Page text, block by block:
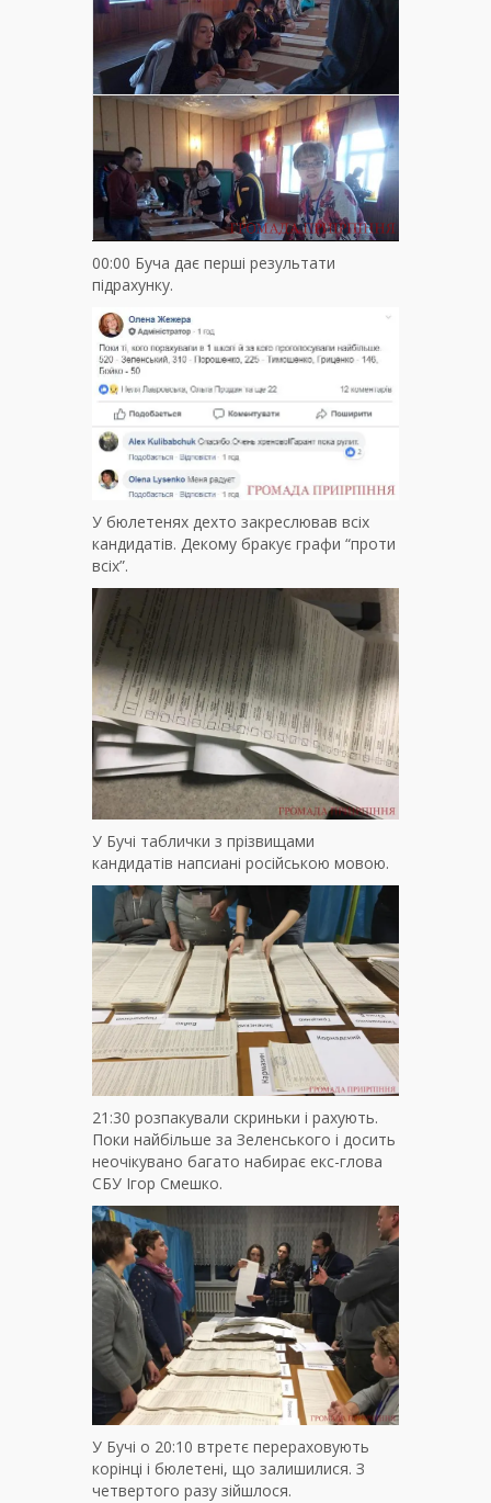
00:00 Буча дає перші результати
підрахунку.
У бюлетенях дехто закреслював всіх
кандидатів. Декому бракує графи “проти
всіх”.
У Бучі таблички з прізвищами
кандидатів напсиані російською мовою.
21:30 розпакували скриньки і рахують.
Поки найбільше за Зеленського і досить
неочікувано багато набирає екс-глова
СБУ Ігор Смешко.
У Бучі о 20:10 втретє перераховують
корінці і бюлетені, що залишилися. З
четвертого разу зійшлося.